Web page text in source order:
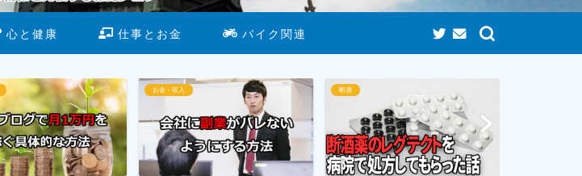
心と健康 仕事とお金 バイク関連
断酒 断酒